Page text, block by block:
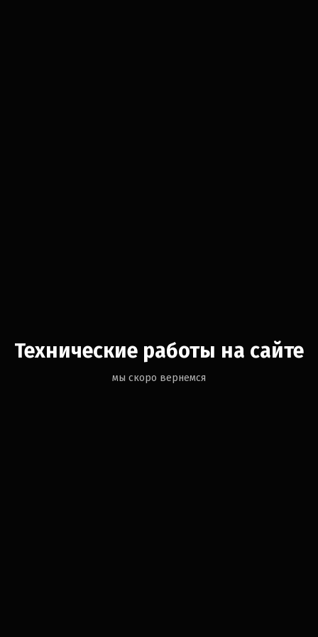
Технические работы на сайте
мы скоро вернемся